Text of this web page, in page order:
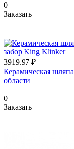
0
Заказать
3919.97 ₽
Керамическая
области
0
Заказать